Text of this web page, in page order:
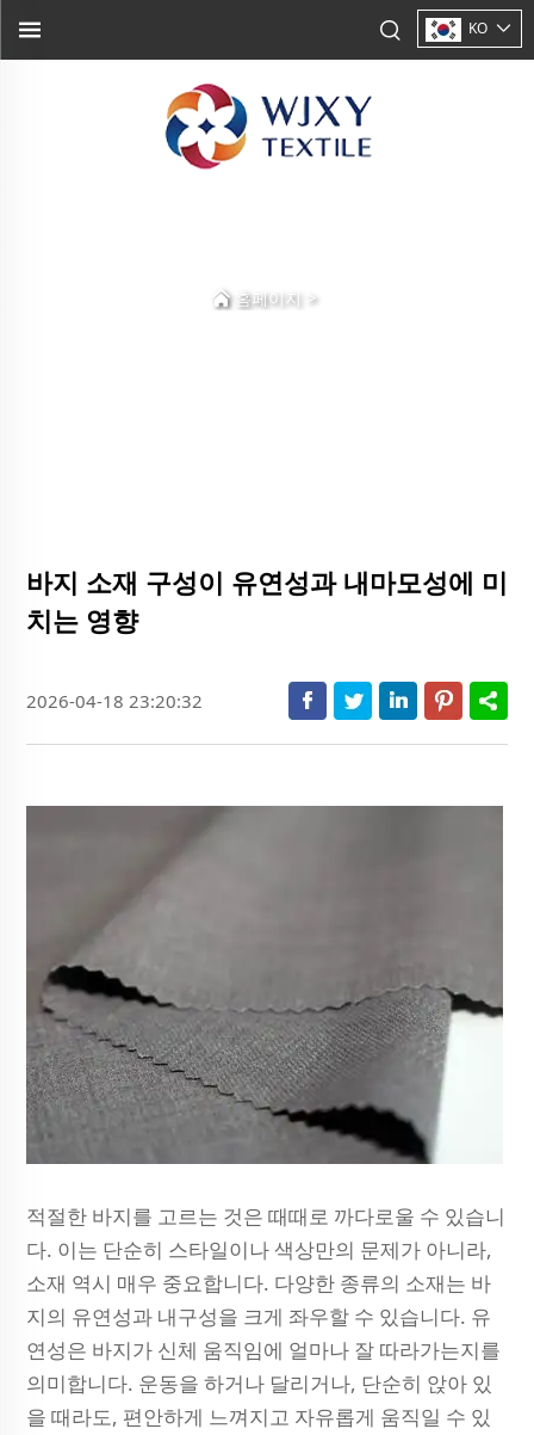
KO
홈페이지>
바지 소재 구성이 유연성과 내마모성에 미
치는 영향
2026-04-18 23:20:32
적절한 바지를 고르는 것은 때때로 까다로울 수 있습니
다. 이는 단순히 스타일이나 색상만의 문제가 아니라,
소재 역시 매우 중요합니다. 다양한 종류의 소재는 바
지의 유연성과 내구성을 크게 좌우할 수 있습니다. 유
연성은 바지가 신체 움직임에 얼마나 잘 따라가는지를
의미합니다. 운동을 하거나 달리거나, 단순히 앉아 있
을 때라도, 편안하게 느껴지고 자유롭게 움직일 수 있